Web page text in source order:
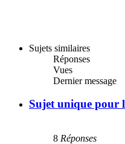
Sujets similaires
Réponses
Vues
Dernier message
Sujet unique pour
8 Réponses